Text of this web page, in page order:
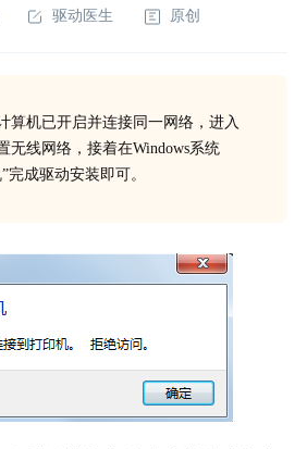
驱动医生 原创
算机已开启并连接同一网络，进入
无线网络，接着在Windows系统
完成驱动安装即可。